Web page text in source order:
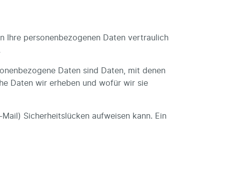
Ihre personenbezogenen Daten vertraulich
Daten sind Daten, mit denen
Daten wir erheben und wofür wir sie
Sicherheitslücken aufweisen kann. Ein